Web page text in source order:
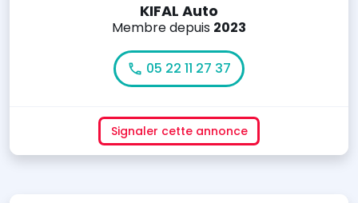
KIFAL Auto
Membre depuis 2023
05 22 11 27 37
Signaler cette annonce